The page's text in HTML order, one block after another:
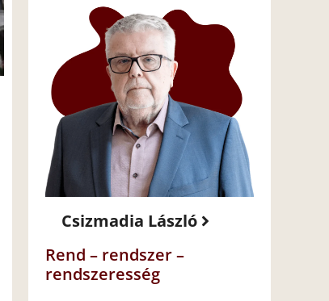
Csizmadia László
Rend – rendszer –
rendszeresség